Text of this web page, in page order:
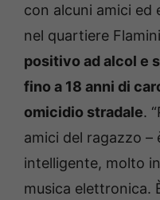
con alcuni amici ed
nel quartiere
positivo ad alcol e
fino a 18 anni di
omicidio stradale.
amici del ragazzo
intelligente, molto
musica elettronica.